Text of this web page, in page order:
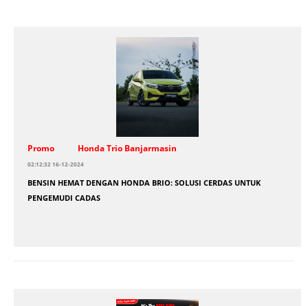
Promo Honda Trio Banjarmasin
02:12:32 16-12-2024
BENSIN HEMAT DENGAN HONDA BRIO: SOLUSI CERDAS UNTUK
PENGEMUDI CADAS